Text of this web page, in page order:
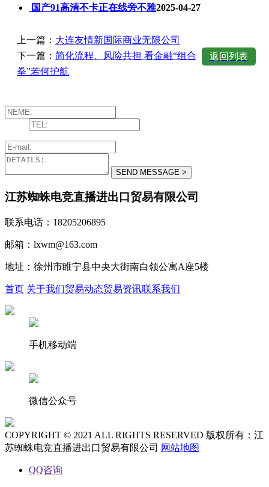
国产91高清不卡正在线旁不雅2025-04-27
上一篇： 大连友情新国际商业无限公司
下一篇： 简化流程、风险共担 看金融“组合
拳”若何护航
返回列表
江苏蜘蛛电竞直播进出口贸易有限公司
联系电话：18205206895
邮箱：lxwm@163.com
地址：徐州市睢宁县中央大街南白领公寓A座5楼
首页 关于我们贸易动态贸易资讯联系我们
手机移动端
微信公众号
COPYRIGHT © 2021 ALL RIGHTS RESERVED 版权所有：江
苏蜘蛛电竞直播进出口贸易有限公司 网站地图
QQ咨询